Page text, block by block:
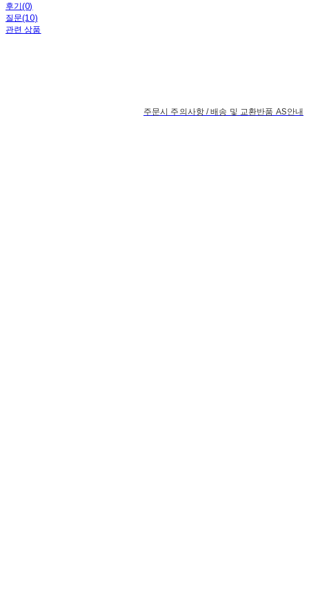
후기(0)
질문(10)
관련 상품
주문시 주의사항 / 배송 및 교환반품 AS안내